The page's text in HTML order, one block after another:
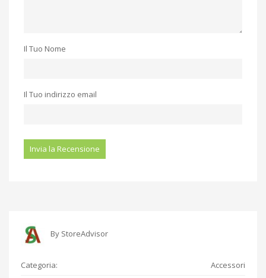
Il Tuo Nome
Il Tuo indirizzo email
By StoreAdvisor
Categoria:
Accessori